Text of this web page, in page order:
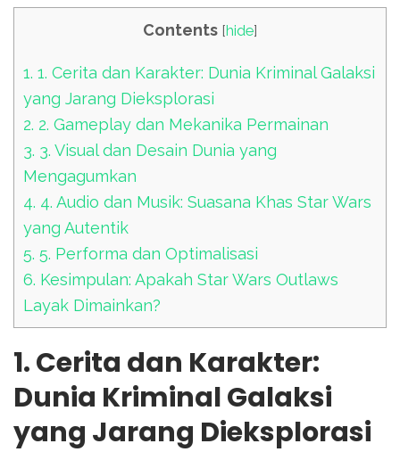
Contents [hide]
1. 1. Cerita dan Karakter: Dunia Kriminal Galaksi
yang Jarang Dieksplorasi
2. 2. Gameplay dan Mekanika Permainan
3. 3. Visual dan Desain Dunia yang
Mengagumkan
4. 4. Audio dan Musik: Suasana Khas Star Wars
yang Autentik
5. 5. Performa dan Optimalisasi
6. Kesimpulan: Apakah Star Wars Outlaws
Layak Dimainkan?
1. Cerita dan Karakter:
Dunia Kriminal Galaksi
yang Jarang Dieksplorasi